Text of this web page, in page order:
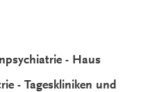
- Haus
- Tageskliniken und